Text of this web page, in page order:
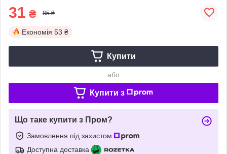
31 ₴ 85 ₴
Економія 53 ₴
Купити
або
Купити з
Що таке купити з Пром?
Замовлення під захистом
Доступна доставка